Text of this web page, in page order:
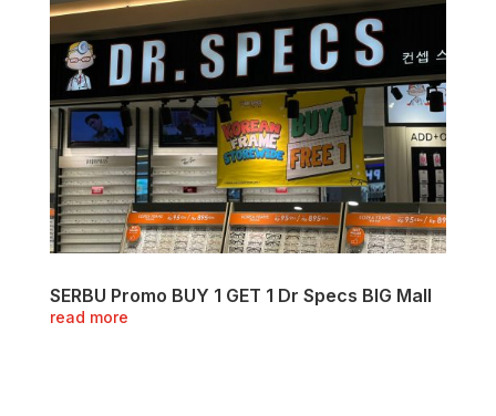
SERBU Promo BUY 1 GET 1 Dr Specs BIG Mall
read more